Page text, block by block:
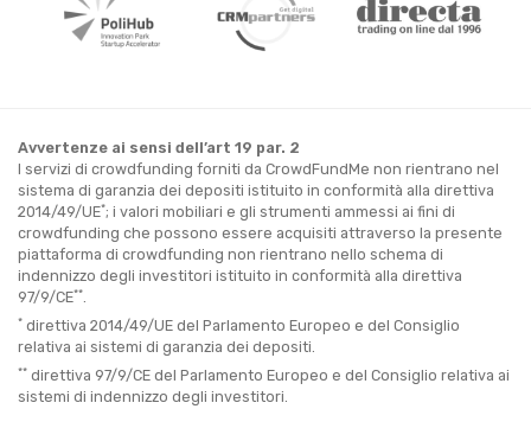
Avvertenze ai sensi dell’art 19 par. 2
I servizi di crowdfunding forniti da CrowdFundMe non rientrano nel
sistema di garanzia dei depositi istituito in conformità alla direttiva
2014/49/UE*; i valori mobiliari e gli strumenti ammessi ai fini di
crowdfunding che possono essere acquisiti attraverso la presente
piattaforma di crowdfunding non rientrano nello schema di
indennizzo degli investitori istituito in conformità alla direttiva
97/9/CE**.
* direttiva 2014/49/UE del Parlamento Europeo e del Consiglio
relativa ai sistemi di garanzia dei depositi.
** direttiva 97/9/CE del Parlamento Europeo e del Consiglio relativa ai
sistemi di indennizzo degli investitori.